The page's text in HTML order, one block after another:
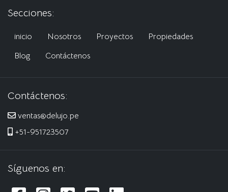
Secciones:
inicio Nosotros Proyectos
Propiedades
Blog
Contáctenos
Contáctenos:
ventas@delujo.pe
+51-951723507
Síguenos en: